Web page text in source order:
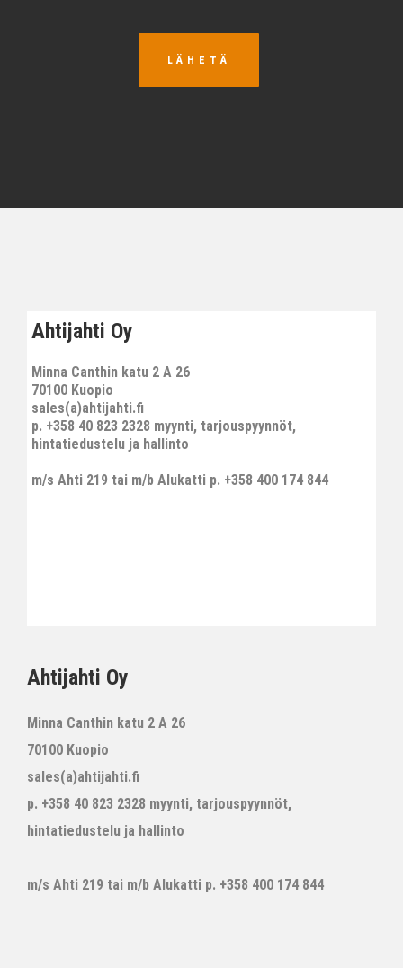
LÄHETÄ
Ahtijahti Oy
Minna Canthin katu 2 A 26
70100 Kuopio
sales(a)ahtijahti.fi
p. +358 40 823 2328 myynti, tarjouspyynnöt,
hintatiedustelu ja hallinto
m/s Ahti 219 tai m/b Alukatti p. +358 400 174 844
Ahtijahti Oy
Minna Canthin katu 2 A 26
70100 Kuopio
sales(a)ahtijahti.fi
p. +358 40 823 2328 myynti, tarjouspyynnöt,
hintatiedustelu ja hallinto
m/s Ahti 219 tai m/b Alukatti p. +358 400 174 844